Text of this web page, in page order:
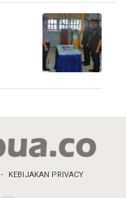
KEBIJAKAN PRIVACY